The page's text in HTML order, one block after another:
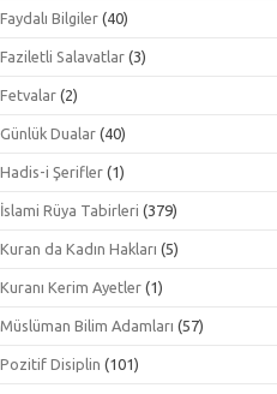
Faydalı Bilgiler (40)
Faziletli Salavatlar (3)
Fetvalar (2)
Günlük Dualar (40)
Hadis-i Şerifler (1)
İslami Rüya Tabirleri (379)
Kuran da Kadın Hakları (5)
Kuranı Kerim Ayetler (1)
Müslüman Bilim Adamları (57)
Pozitif Disiplin (101)